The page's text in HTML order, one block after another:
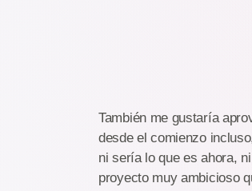
También me gustaría
desde el comienzo
ni sería lo que es ahora,
proyecto muy ambicioso